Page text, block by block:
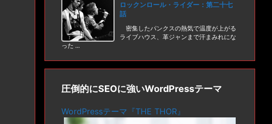
ロックンロール・ライダー：第二十七
話
密集したパンクスの熱気で温度が上がる
ライブハウス、革ジャンまで汗まみれにな
った ...
圧倒的にSEOに強いWordPressテーマ
WordPressテーマ『THE THOR』